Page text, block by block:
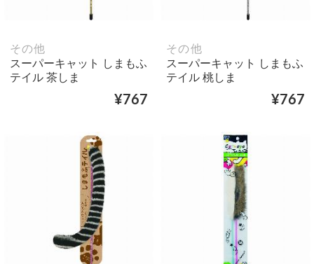
その他
スーパーキャット しまもふ
テイル 茶しま
¥767
その他
スーパーキャット しまもふ
テイル 桃しま
¥767